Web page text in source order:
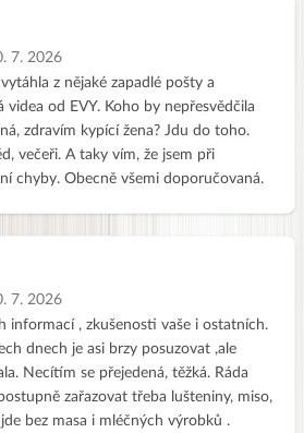
7. 2026
z nějaké zapadlé pošty a
videa od EVY. Koho by nepřesvědčila
zdravím kypící žena? Jdu do toho.
večeři. A taky vím, že jsem při
chyby. Obecně všemi doporučovaná.
7. 2026
informací , zkušenosti vaše i ostatních.
dnech je asi brzy posuzovat ,ale
Necítím se přejedená, těžká. Ráda
zařazovat třeba lušteniny, miso,
bez masa i mléčných výrobků .